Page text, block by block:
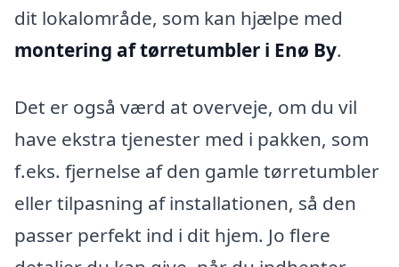
dit lokalområde, som kan hjælpe med
montering af tørretumbler i Enø By.
Det er også værd at overveje, om du vil
have ekstra tjenester med i pakken, som
f.eks. fjernelse af den gamle tørretumbler
eller tilpasning af installationen, så den
passer perfekt ind i dit hjem. Jo flere